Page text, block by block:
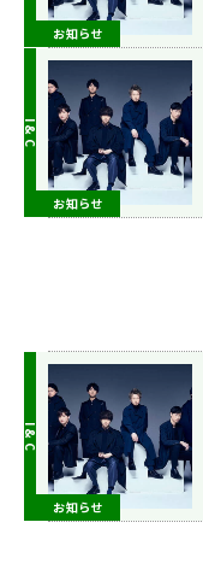
お知らせ
お知らせ
お知らせ